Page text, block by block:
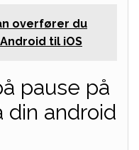
overfører du
til iOS
pause på
din android